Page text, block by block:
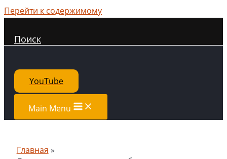
Перейти к содержимому
Поиск
YouTube
Main Menu
Главная